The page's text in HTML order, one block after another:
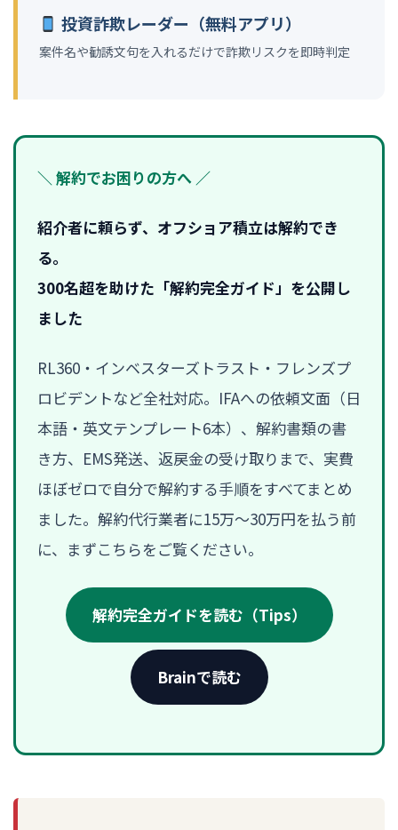
投資詐欺レーダー（無料アプリ）
案件名や勧誘文句を入れるだけで詐欺リスクを即時判定
＼ 解約でお困りの方へ ／
紹介者に頼らず、オフショア積立は解約でき
る。
300名超を助けた「解約完全ガイド」を公開し
ました
RL360・インベスターズトラスト・フレンズプ
ロビデントなど全社対応。IFAへの依頼文面（日
本語・英文テンプレート6本）、解約書類の書
き方、EMS発送、返戻金の受け取りまで、実費
ほぼゼロで自分で解約する手順をすべてまとめ
ました。解約代行業者に15万〜30万円を払う前
に、まずこちらをご覧ください。
解約完全ガイドを読む（Tips）
Brainで読む